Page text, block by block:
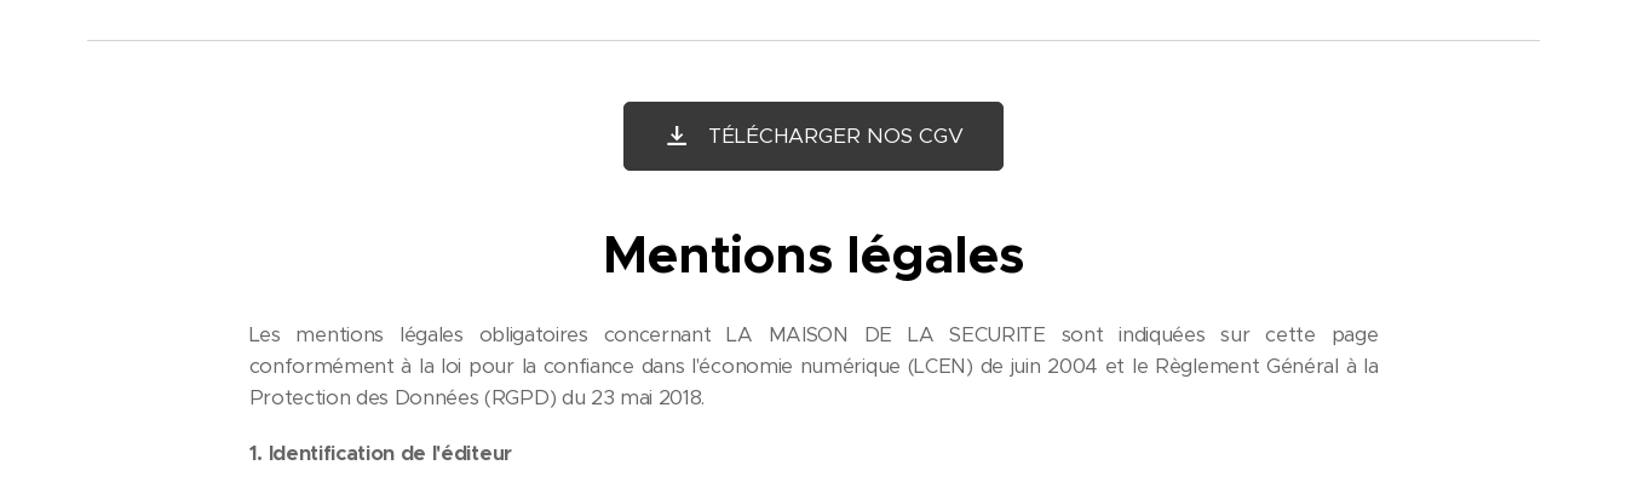
TÉLÉCHARGER NOS CGV
Mentions légales
Les mentions légales obligatoires concernant LA MAISON DE LA SECURITE sont indiquées sur cette page
conformément à la loi pour la confiance dans l'économie numérique (LCEN) de juin 2004 et le Règlement Général à la
Protection des Données (RGPD) du 23 mai 2018.
1. Identification de l'éditeur